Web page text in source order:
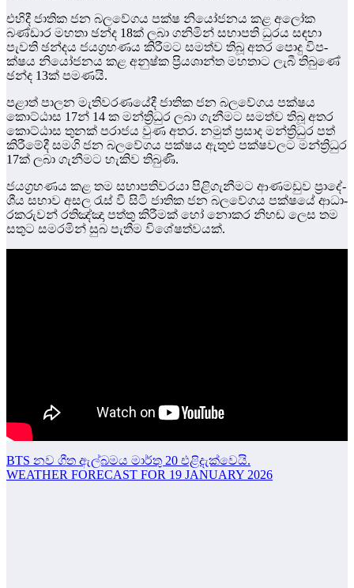
එහිදී ජාතික ජන බල­වේ­ගය පක්ෂ නියෝ­ජ­නය කළ අලෝක
බණ්ඩාර මහතා ඡන්ද 18ක් ලබා ගනි­මින් සභා­පති ධුරය සඳහා
පැවති ඡන්දය ජය­ග්‍ර­හ­ණය කිරී­මට සමත්ව තිබූ අතර පොදු විප­
ක්ෂය නියෝ­ජ­නය කළ අනුෂ්ක ප්‍රිය­ශාන්ත මහ­තාට ලැබී තිබුණේ
ඡන්ද 13ක් පමණයි.
පළාත් පාලන මැති­ව­ර­ණ­යේදී ජාතික ජන බල­වේ­ගය පක්ෂය
කොට්ඨාස 17න් 14 ක මන්ත්‍රි­ධුර ලබා ගැනී­මට සමත්ව තිබූ අතර
කොට්ඨාස තුනක් පරා­ජය වුණ අතර. නමුත් ප්‍රසාද මන්ත්‍රි­ධුර පත්
කිරී­මේදී සමගි ජන බල­වේ­ගය පක්ෂය ඇතුළු පක්ෂ­ව­ලට මන්ත්‍රි­ධුර
17ක් ලබා ගැනී­මට හැකිව තිබුණි.
ජය­ග්‍ර­හ­ණය කළ තම සභා­ප­ති­ව­රයා පිළි­ගැ­නී­මට ආණ­ම­ඩුව ප්‍රාදේ­
ශීය සභාව අසල රැස් වී සිටි ජාතික ජන බල­වේ­ගය පක්ෂයේ ආධා­
ර­ක­රු­වන් රතිඤ්ඤා පත්තු කිරී­මක් හෝ නොකර නිහඬ ලෙස තම
සතුට සම­ර­මින් සුබ පැතීම විශේ­ෂ­ත්ව­යක්.
Post
navigation
BTS නව ගීත ඇල්බමය මාර්තු 20 එළිදැක්වෙයි.
WEATHER FORECAST FOR 19 JANUARY 2026